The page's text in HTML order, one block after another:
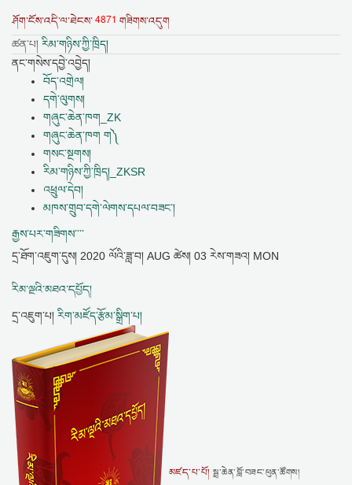
ཤོག་ངོས་འདི་ལ་ཐེངས་4871 གཟིགས་འདུག
ཚན་པ། རིམ་གཉིས་ཀྱི་ཁྲིད།
ནང་གསེས་དབྱེ་འབྱེད།
བོད་འགྲེལ།
དགེ་ལུགས།
གཞུང་ཆེན་ཁག_ZK
གཞུང་ཆེན་ཁག ག༽
གསང་སྔགས།
རིམ་གཉིས་ཀྱི་ཁྲིད།_ZKSR
འཕྲུལ་དེབ།
མཁས་གྲུབ་དགེ་ལེགས་དཔལ་བཟང་།
རྒྱས་པར་གཟིགས་་་་
དྲ་ཐོག་འཇུག་དུས། 2020 ལོའི་ཟླ་བ། AUG ཚེས། 03 རེས་གཟའ། MON
རིམ་ལྔའི་མཐའ་དཔྱོད།
དྲ་འཇུག་པ། རིག་མཛོད་རྩོམ་སྒྲིག་པ།
མཛད་པ་པོ།སྦྲ་ཆེན་བློ་བཟང་ཕུན་ཚོགས།